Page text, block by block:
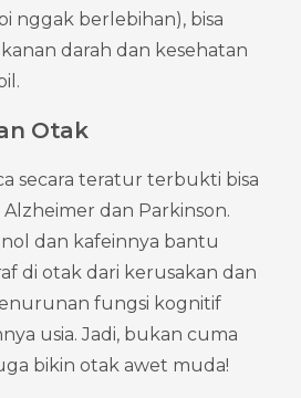
nggak berlebihan), bisa
darah dan kesehatan
Otak
secara teratur terbukti bisa
dan Parkinson.
dan kafeinnya bantu
di otak dari kerusakan dan
fungsi kognitif
usia. Jadi, bukan cuma
bikin otak awet muda!